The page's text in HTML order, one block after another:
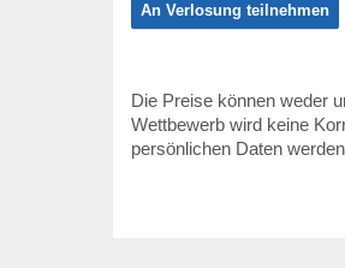
An Verlosung teilnehmen
Die Preise können weder
Wettbewerb wird keine
persönlichen Daten